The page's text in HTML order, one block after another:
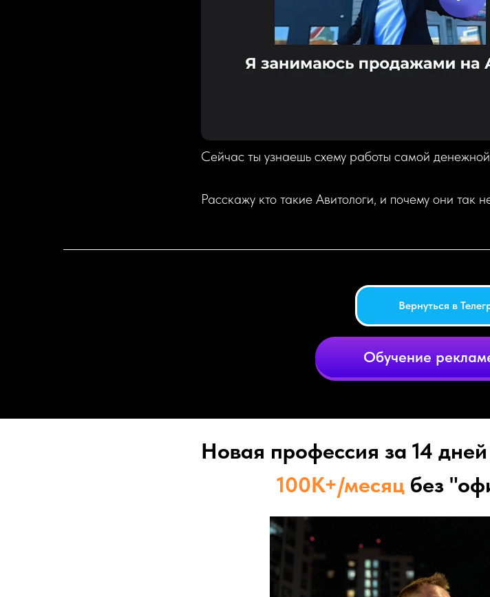
Сейчас ты узнаешь схему работы самой
Расскажу кто такие Авитологи, и почему они так
Вернуться в
Обучение
Новая профессия за 14
100К+/месяц без